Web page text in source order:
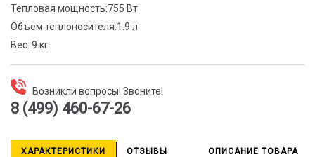
Тепловая мощность:755 Вт
Объем теплоносителя:1.9 л
Вес: 9 кг
Возникли вопросы! Звоните!
8 (499) 460-67-26
ХАРАКТЕРИСТИКИ ОТЗЫВЫ ОПИСАНИЕ ТОВАРА